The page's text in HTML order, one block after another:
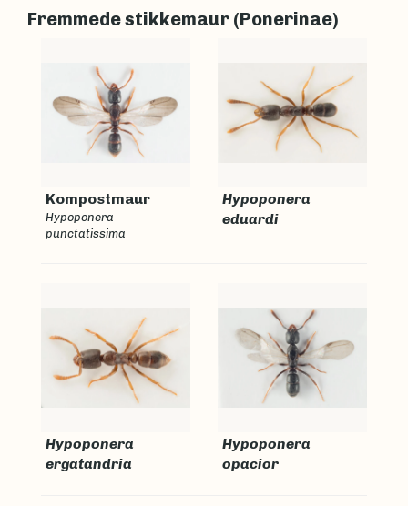
Fremmede stikkemaur (Ponerinae)
Kompostmaur
Hypoponera
punctatissima
Hypoponera
eduardi
Hypoponera
ergatandria
Hypoponera
opacior